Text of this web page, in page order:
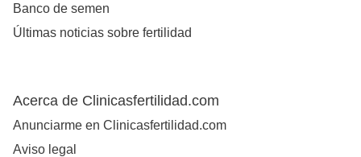
Banco de semen
Últimas noticias sobre fertilidad
Acerca de Clinicasfertilidad.com
Anunciarme en Clinicasfertilidad.com
Aviso legal